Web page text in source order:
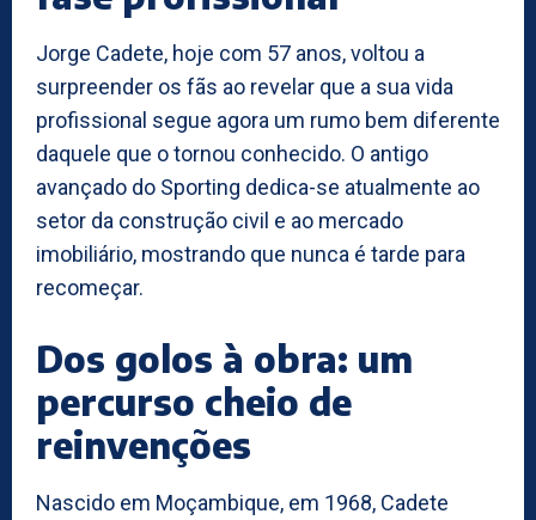
Jorge Cadete, hoje com 57 anos, voltou a
surpreender os fãs ao revelar que a sua vida
profissional segue agora um rumo bem diferente
daquele que o tornou conhecido. O antigo
avançado do Sporting dedica-se atualmente ao
setor da construção civil e ao mercado
imobiliário, mostrando que nunca é tarde para
recomeçar.
Dos golos à obra: um
percurso cheio de
reinvenções
Nascido em Moçambique, em 1968, Cadete